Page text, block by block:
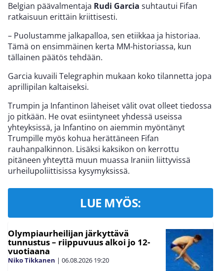
Belgian päävalmentaja Rudi Garcia suhtautui Fifan
ratkaisuun erittäin kriittisesti.
– Puolustamme jalkapalloa, sen etiikkaa ja historiaa.
Tämä on ensimmäinen kerta MM-historiassa, kun
tällainen päätös tehdään.
Garcia kuvaili Telegraphin mukaan koko tilannetta jopa
aprillipilan kaltaiseksi.
Trumpin ja Infantinon läheiset välit ovat olleet tiedossa
jo pitkään. He ovat esiintyneet yhdessä useissa
yhteyksissä, ja Infantino on aiemmin myöntänyt
Trumpille myös kohua herättäneen Fifan
rauhanpalkinnon. Lisäksi kaksikon on kerrottu
pitäneen yhteyttä muun muassa Iraniin liittyvissä
urheilupoliittisissa kysymyksissä.
LUE MYÖS:
Olympiaurheilijan järkyttävä
tunnustus – riippuvuus alkoi jo 12-
vuotiaana
Niko Tikkanen | 06.08.2026 19:20